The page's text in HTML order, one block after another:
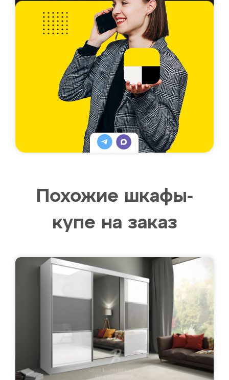
Похожие шкафы-
купе на заказ